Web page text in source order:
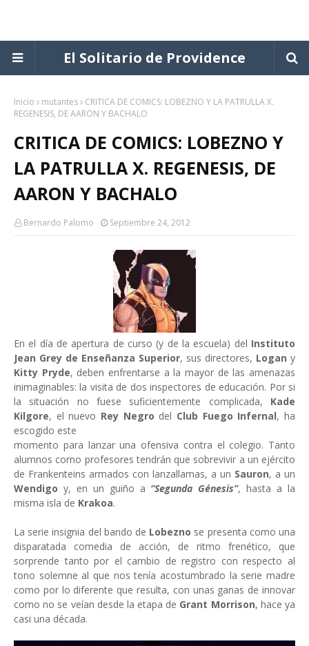
El Solitario de Providence
Inicio mutantes
CRITICA DE COMICS: LOBEZNO Y LA PATRULLA X.
REGENESIS, DE AARON Y BACHALO
CRITICA DE COMICS: LOBEZNO Y
LA PATRULLA X. REGENESIS, DE
AARON Y BACHALO
Bernardo Palomo Septiembre 24, 2012
En el día de apertura de curso (y de la escuela) del Instituto
Jean Grey de Enseñanza Superior, sus directores, Logan y
Kitty Pryde, deben enfrentarse a la mayor de las amenazas
inimaginables: la visita de dos inspectores de educación. Por si
la situación no fuese suficientemente complicada, Kade
Kilgore, el nuevo Rey Negro del Club Fuego Infernal, ha
escogido este
momento para lanzar una ofensiva contra el colegio. Tanto
alumnos como profesores tendrán que sobrevivir a un ejército
de Frankenteins armados con lanzallamas, a un Sauron, a un
Wendigo y, en un guiño a “Segunda Génesis”, hasta a la
misma isla de Krakoa.
La serie insignia del bando de Lobezno se presenta como una
disparatada comedia de acción, de ritmo frenético, que
sorprende tanto por el cambio de registro con respecto al
tono solemne al que nos tenía acostumbrado la serie madre
como por lo diferente que resulta, con unas ganas de innovar
como no se veían desde la etapa de Grant Morrison, hace ya
casi una década.